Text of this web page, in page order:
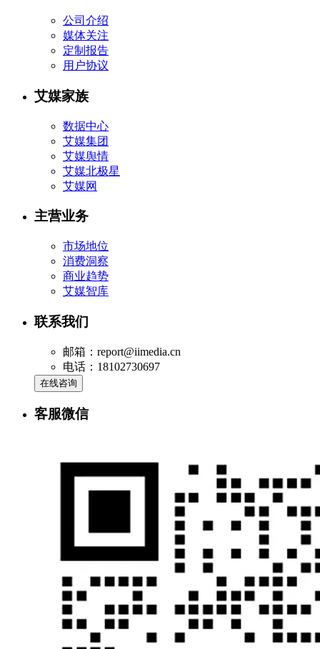
公司介绍
媒体关注
定制报告
用户协议
艾媒家族
数据中心
艾媒集团
艾媒舆情
艾媒北极星
艾媒网
主营业务
市场地位
消费洞察
商业趋势
艾媒智库
联系我们
邮箱：report@iimedia.cn
电话：18102730697
在线咨询
客服微信